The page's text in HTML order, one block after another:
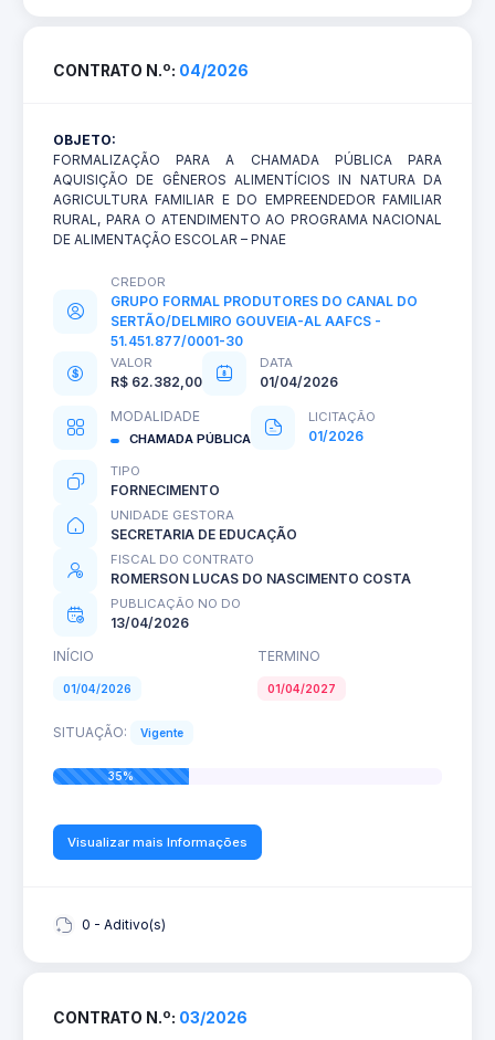
CONTRATO N.º: 04/2026
OBJETO:
FORMALIZAÇÃO PARA A CHAMADA PÚBLICA PARA
AQUISIÇÃO DE GÊNEROS ALIMENTÍCIOS IN NATURA DA
AGRICULTURA FAMILIAR E DO EMPREENDEDOR FAMILIAR
RURAL, PARA O ATENDIMENTO AO PROGRAMA NACIONAL
DE ALIMENTAÇÃO ESCOLAR – PNAE
CREDOR
GRUPO FORMAL PRODUTORES DO CANAL DO
SERTÃO/DELMIRO GOUVEIA-AL AAFCS -
51.451.877/0001-30
VALOR
R$ 62.382,00
DATA
01/04/2026
MODALIDADE
CHAMADA PÚBLICA
LICITAÇÃO
01/2026
TIPO
FORNECIMENTO
UNIDADE GESTORA
SECRETARIA DE EDUCAÇÃO
FISCAL DO CONTRATO
ROMERSON LUCAS DO NASCIMENTO COSTA
PUBLICAÇÃO NO DO
13/04/2026
INÍCIO
TERMINO
01/04/2026 01/04/2027
SITUAÇÃO: Vigente
35%
Visualizar mais Informações
0 - Aditivo(s)
CONTRATO N.º: 03/2026